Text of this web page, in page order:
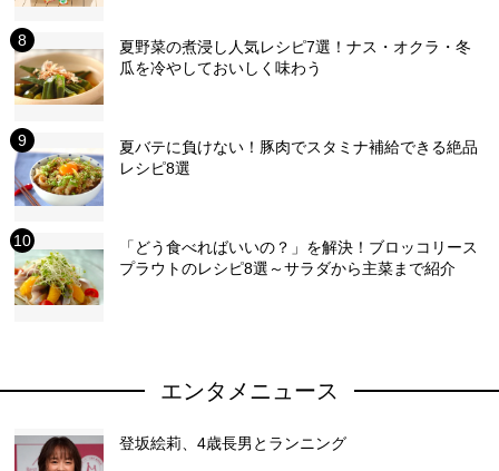
夏野菜の煮浸し人気レシピ7選！ナス・オクラ・冬
瓜を冷やしておいしく味わう
夏バテに負けない！豚肉でスタミナ補給できる絶品
レシピ8選
「どう食べればいいの？」を解決！ブロッコリース
プラウトのレシピ8選～サラダから主菜まで紹介
エンタメニュース
登坂絵莉、4歳長男とランニング